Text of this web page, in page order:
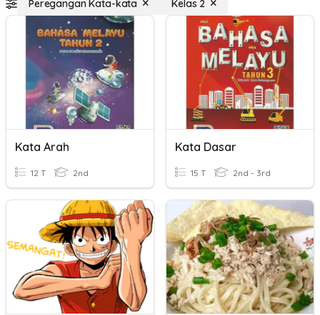
Peregangan Kata-kata Kelas 2
Kata Arah
12 T 2nd
Kata Dasar
15 T 2nd - 3rd